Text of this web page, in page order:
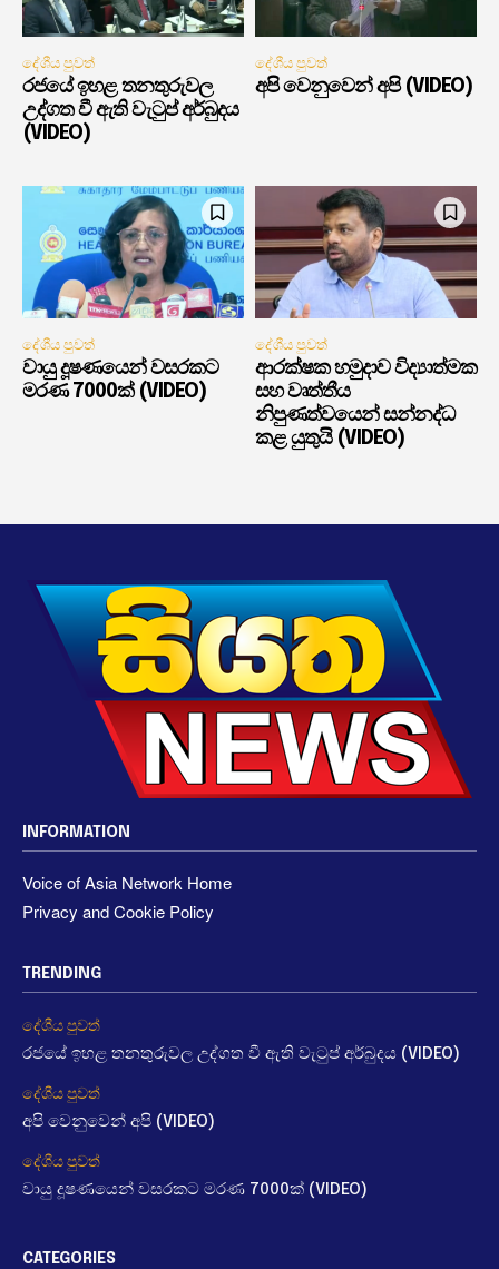
දේශීය පුවත්
රජයේ ඉහළ තනතුරුවල
උද්ගත වී ඇති වැටුප් අර්බුදය
(VIDEO)
දේශීය පුවත්
අපි වෙනුවෙන් අපි (VIDEO)
දේශීය පුවත්
වායු දූෂණයෙන් වසරකට
මරණ 7000ක් (VIDEO)
දේශීය පුවත්
ආරක්ෂක හමුදාව විද්‍යාත්මක
සහ වෘත්තීය
නිපුණත්වයෙන් සන්නද්ධ
කළ යුතුයි (VIDEO)
INFORMATION
Voice of Asia Network Home
Privacy and Cookie Policy
TRENDING
දේශීය පුවත්
රජයේ ඉහළ තනතුරුවල උද්ගත වී ඇති වැටුප් අර්බුදය (VIDEO)
දේශීය පුවත්
අපි වෙනුවෙන් අපි (VIDEO)
දේශීය පුවත්
වායු දූෂණයෙන් වසරකට මරණ 7000ක් (VIDEO)
CATEGORIES